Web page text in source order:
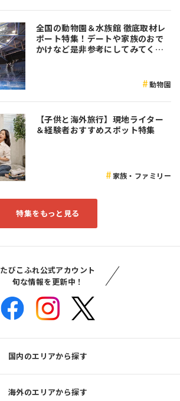
全国の動物園＆水族館 徹底取材レ
ポート特集！デートや家族のおで
かけなど是非参考にしてみてくだ
動物園
【子供と海外旅行】現地ライター
＆経験者おすすめスポット特集
家族・ファミリー
特集をもっと見る
たびこふれ公式アカウント
旬な情報を更新中！
国内のエリアから探す
海外のエリアから探す